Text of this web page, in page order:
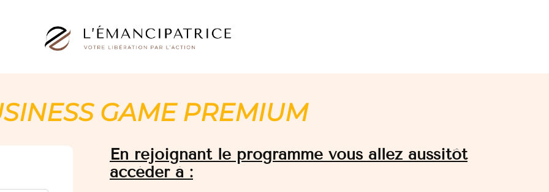
GAME PREMIUM
En rejoignant le programme vous allez aussitôt
accéder à :